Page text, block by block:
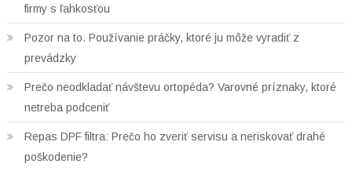
firmy s ľahkosťou
Pozor na to. Používanie práčky, ktoré ju môže vyradiť z
prevádzky
Prečo neodkladať návštevu ortopéda? Varovné príznaky, ktoré
netreba podceniť
Repas DPF filtra: Prečo ho zveriť servisu a neriskovať drahé
poškodenie?